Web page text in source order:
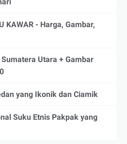
KAWAR - Harga, Gambar,
Utara + Gambar
yang Ikonik dan Ciamik
Suku Etnis Pakpak yang